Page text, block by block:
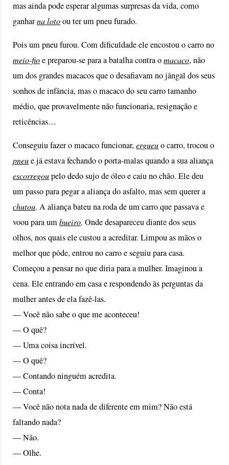
mas ainda pode esperar algumas surpresas da vida, como
ganharna lotoou ter um pneu furado.
Pois um pneu furou. Com dificuldade ele encostou o carro no
meio-fioe preparou-se para a batalha contra omacaco, não
um dos grandes macacos que o desafiavam no jângal dos seus
sonhos de infância, mas o macaco do seu carro tamanho
médio, que provavelmente não funcionaria, resignação e
reticências…
Conseguiu fazer o macaco funcionar,ergueuo carro, trocou o
pneue já estava fechando o porta-malas quando a sua aliança
escorregoupelo dedo sujo de óleo e caiu no chão. Ele deu
um passo para pegar a aliança do asfalto, mas sem querer a
chutou. A aliança bateu na roda de um carro que passava e
voou para umbueiro. Onde desapareceu diante dos seus
olhos, nos quais ele custou a acreditar. Limpou as mãos o
melhor que pôde, entrou no carro e seguiu para casa.
Começou a pensar no que diria para a mulher. Imaginou a
cena. Ele entrando em casa e respondendo às perguntas da
mulher antes de ela fazê-las.
— Você não sabe o que me aconteceu!
— O quê?
— Uma coisa incrível.
— O quê?
— Contando ninguém acredita.
— Conta!
— Você não nota nada de diferente em mim? Não está
faltando nada?
— Não.
— Olhe.